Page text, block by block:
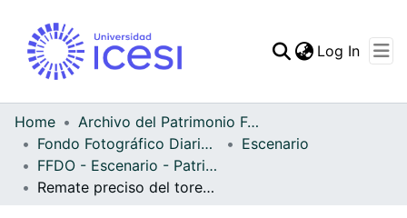
Statistics
Log In
Home
Archivo del Patrimonio Fotográfico y Fílmico del Valle del Cauca
Fondo Fotográfico Diario Occidente
Escenario
FFDO - Escenario - Patrimonial
Remate preciso del torero Durán